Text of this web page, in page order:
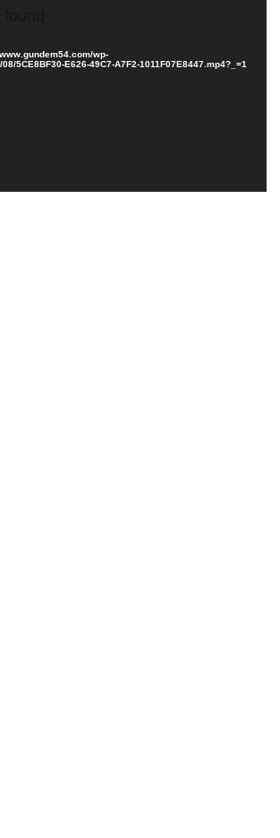
wp-
5CE8BF30-E626-49C7-A7F2-1011F07E8447.mp4?_=1